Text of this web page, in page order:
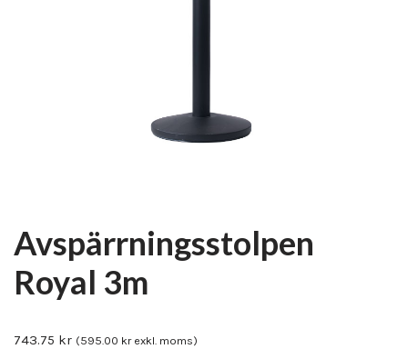
Avspärrningsstolpen
Royal 3m
743.75 kr (595.00 krexkl. moms)